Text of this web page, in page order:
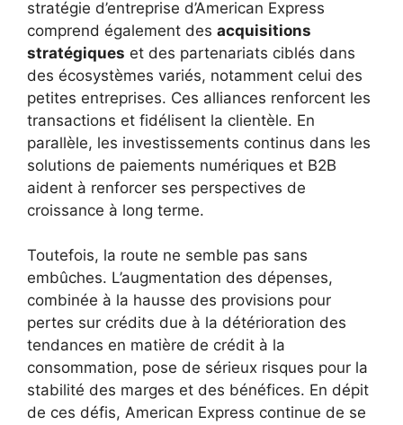
stratégie d’entreprise d’American Express
comprend également des acquisitions
stratégiques et des partenariats ciblés dans
des écosystèmes variés, notamment celui des
petites entreprises. Ces alliances renforcent les
transactions et fidélisent la clientèle. En
parallèle, les investissements continus dans les
solutions de paiements numériques et B2B
aident à renforcer ses perspectives de
croissance à long terme.
Toutefois, la route ne semble pas sans
embûches. L’augmentation des dépenses,
combinée à la hausse des provisions pour
pertes sur crédits due à la détérioration des
tendances en matière de crédit à la
consommation, pose de sérieux risques pour la
stabilité des marges et des bénéfices. En dépit
de ces défis, American Express continue de se